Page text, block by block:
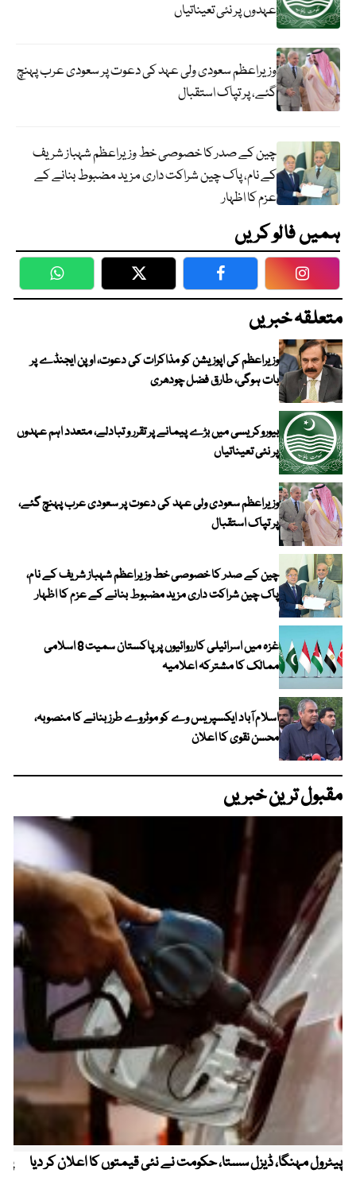
عہدوں پر نئی تعیناتیاں
وزیراعظم سعودی ولی عہد کی دعوت پر سعودی عرب پہنچ
گئے، پر تپاک استقبال
چین کے صدر کا خصوصی خط وزیراعظم شہباز شریف
کے نام، پاک چین شراکت داری مزید مضبوط بنانے کے
عزم کا اظہار
ہمیں فالو کریں
WhatsApp Twitter Facebook
متعلقہ خبریں
وزیراعظم کی اپوزیشن کو مذاکرات کی دعوت، اوپن ایجنڈے پر
بات ہوگی، طارق فضل چودھری
بیوروکریسی میں بڑے پیمانے پر تقرر و تبادلے، متعدد اہم عہدوں
پر نئی تعیناتیاں
وزیراعظم سعودی ولی عہد کی دعوت پر سعودی عرب پہنچ گئے،
پر تپاک استقبال
چین کے صدر کا خصوصی خط وزیراعظم شہباز شریف کے نام،
پاک چین شراکت داری مزید مضبوط بنانے کے عزم کا اظہار
غزہ میں اسرائیلی کارروائیوں پر پاکستان سمیت 8 اسلامی
ممالک کا مشترکہ اعلامیہ
اسلام آباد ایکسپریس وے کو موٹروے طرز بنانے کا منصوبہ،
محسن نقوی کا اعلان
مقبول ترین خبریں
پیٹرول مہنگا، ڈیزل سستا، حکومت نے نئی قیمتوں کا اعلان کر دیا